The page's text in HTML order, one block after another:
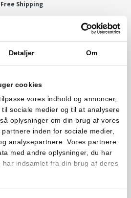
Detaljer Om
cookies
vores indhold og annoncer,
sociale medier og til at analysere
oplysninger om din brug af vores
inden for sociale medier,
analysepartnere. Vores partnere
med andre oplysninger, du har
indsamlet fra din brug af deres
Free Shipping